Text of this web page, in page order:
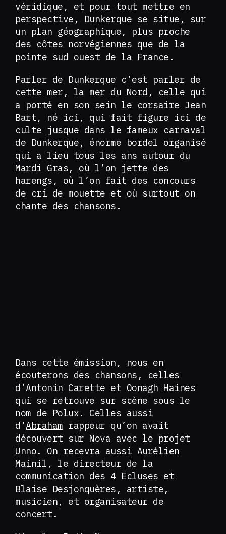
véridique, et pour tout mettre en
perspective, Dunkerque se situe, sur
un plan géographique, plus proche
des côtes norvégiennes que de la
pointe sud ouest de la France.
Parler de Dunkerque c’est parler de
cette mer, la mer du Nord, celle qui
a porté en son sein le corsaire Jean
Bart, né ici, qui fait figure ici de
culte jusque dans le fameux carnaval
de Dunkerque, énorme bordel organisé
qui a lieu tous les ans autour du
Mardi Gras, où l’on jette des
harengs, où l’on fait des concours
de cri de mouette et où surtout on
chante des chansons.
Dans cette émission, nous en
écouterons des chansons, celles
d’Antonin Carette et Oonagh Haines
qui se retrouve sur scène sous le
nom de Polux. Celles aussi
d’Abraham rappeur qu’on avait
découvert sur Nova avec le projet
Unno. On recevra aussi Aurélien
Mainil, le directeur de la
communication des 4 Ecluses et
Blaise Desjonquères, artiste,
musicien, et organisateur de
concert.